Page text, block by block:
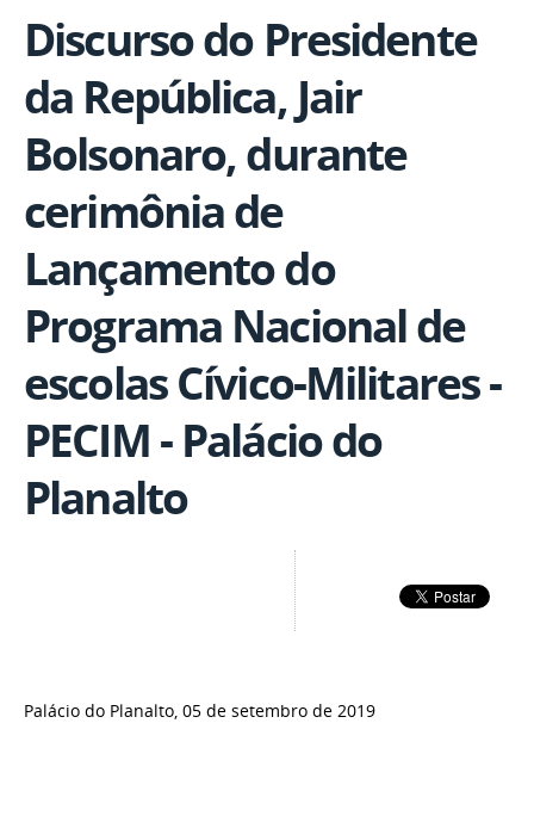
Discurso do Presidente
da República, Jair
Bolsonaro, durante
cerimônia de
Lançamento do
Programa Nacional de
escolas Cívico-Militares -
PECIM - Palácio do
Planalto
Palácio do Planalto, 05 de setembro de 2019